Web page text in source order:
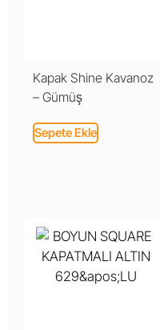
Kapak Shine Kavanoz
– Gümüş
Sepete Ekle